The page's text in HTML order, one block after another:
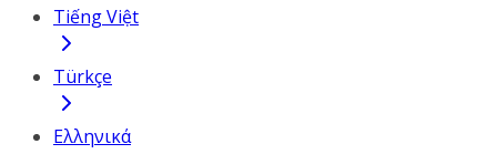
Tiếng Việt
Türkçe
Ελληνικά